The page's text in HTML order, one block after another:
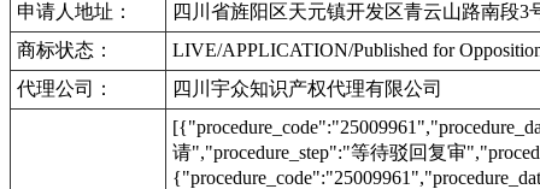
申请人地址：
四川省旌阳区天元镇开发区青云山路南段3
商标状态：
LIVE/APPLICATION/Published for
代理公司：
四川宇众知识产权代理有限公司
请","procedure_step":"等待驳回复审